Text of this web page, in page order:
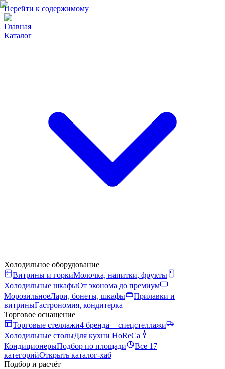
Перейти к содержимому
Главная
Каталог
Холодильное оборудование
Витрины и горкиМолочка, напитки, фрукты
Холодильные шкафыОт эконома до премиум
МорозильноеЛари, бонеты, шкафы
Прилавки и
витриныГастрономия, кондитерка
Торговое оснащение
Торговые стеллажи4 бренда + спецстеллажи
Холодильные столыДля кухни HoReCa
КондиционерыПодбор по площади
Все 17
категорийОткрыть каталог-хаб
Подбор и расчёт